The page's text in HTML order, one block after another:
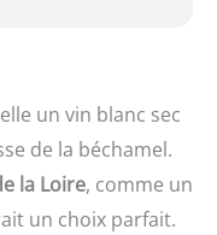
un vin blanc sec
de la béchamel.
la Loire, comme un
un choix parfait.